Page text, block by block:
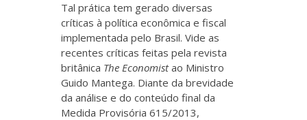
Tal prática tem gerado diversas
críticas à política econômica e fiscal
implementada pelo Brasil. Vide as
recentes críticas feitas pela revista
britânica The Economistao Ministro
Guido Mantega. Diante da brevidade
da análise e do conteúdo final da
Medida Provisória 615/2013,